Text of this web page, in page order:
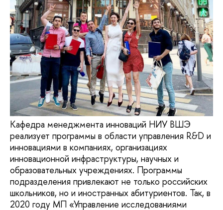
Кафедра менеджмента инноваций НИУ ВШЭ
реализует программы в области управления R&D и
инновациями в компаниях, организациях
инновационной инфраструктуры, научных и
образовательных учреждениях. Программы
подразделения привлекают не только российских
школьников, но и иностранных абитуриентов. Так, в
2020 году МП «Управление исследованиями